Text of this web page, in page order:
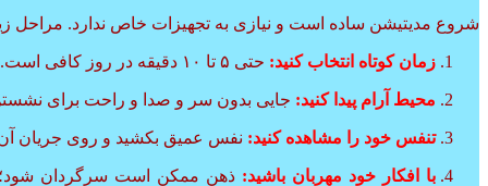
شروع مدیتیشن ساده است و نیازی به تجهیزات خاص ندارد. مراحل
زمان کوتاه انتخاب کنید: حتی ۵ تا ۱۰ دقیقه در روز کافی است.
محیط آرام پیدا کنید: جایی بدون سر و صدا و راحت برای
تنفس خود را مشاهده کنید: نفس عمیق بکشید و روی جریان آن
با افکار خود مهربان باشید: ذهن ممکن است سرگردان شود؛